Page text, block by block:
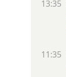
13:35
11:35